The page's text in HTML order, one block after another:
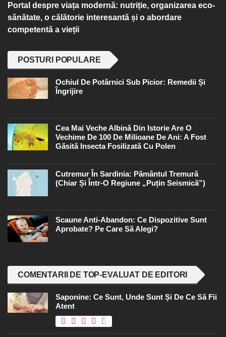
Portal despre viața modernă: nutriție, organizarea eco-
sănătate, o călătorie interesantă și o abordare
competentă a vieții
POSTURI POPULARE
Ochiul De Potârnici Sub Picior: Remedii Și
Îngrijire
Cea Mai Veche Albină Din Istorie Are O
Vechime De 100 De Milioane De Ani: A Fost
Găsită Insecta Fosilizată Cu Polen
Cutremur În Sardinia: Pământul Tremură
(chiar Și Într-O Regiune „puțin Seismică”)
Scaune Anti-Abandon: Ce Dispozitive Sunt
Aprobate? Pe Care Să Alegi?
COMENTARII DE TOP-EVALUAT DE EDITORI
Saponine: Ce Sunt, Unde Sunt Și De Ce Să Fii
Atent